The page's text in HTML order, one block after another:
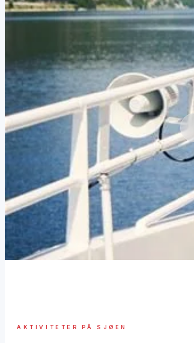
AKTIVITETER PÅ SJØEN